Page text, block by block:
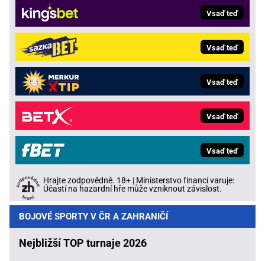
Vsaď teď
Vsaď teď
Vsaď teď
Vsaď teď
Vsaď teď
Hrajte zodpovědně. 18+ | Ministerstvo financí varuje:
Účastí na hazardní hře může vzniknout závislost.
BOJOVÉ SPORTY V ČR A ZAHRANIČÍ
Nejbližší TOP turnaje 2026